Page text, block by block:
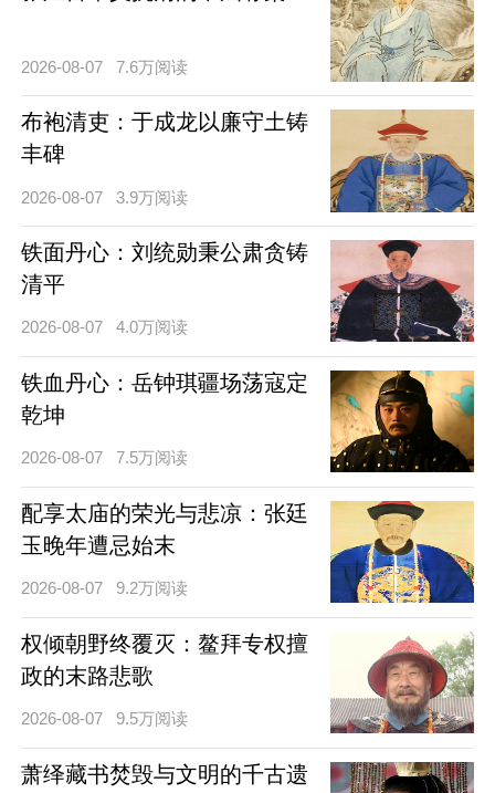
2026-08-07 7.6万阅读
布袍清吏：于成龙以廉守土铸
丰碑
2026-08-07 3.9万阅读
铁面丹心：刘统勋秉公肃贪铸
清平
2026-08-07 4.0万阅读
铁血丹心：岳钟琪疆场荡寇定
乾坤
2026-08-07 7.5万阅读
配享太庙的荣光与悲凉：张廷
玉晚年遭忌始末
2026-08-07 9.2万阅读
权倾朝野终覆灭：鳌拜专权擅
政的末路悲歌
2026-08-07 9.5万阅读
萧绎藏书焚毁与文明的千古遗